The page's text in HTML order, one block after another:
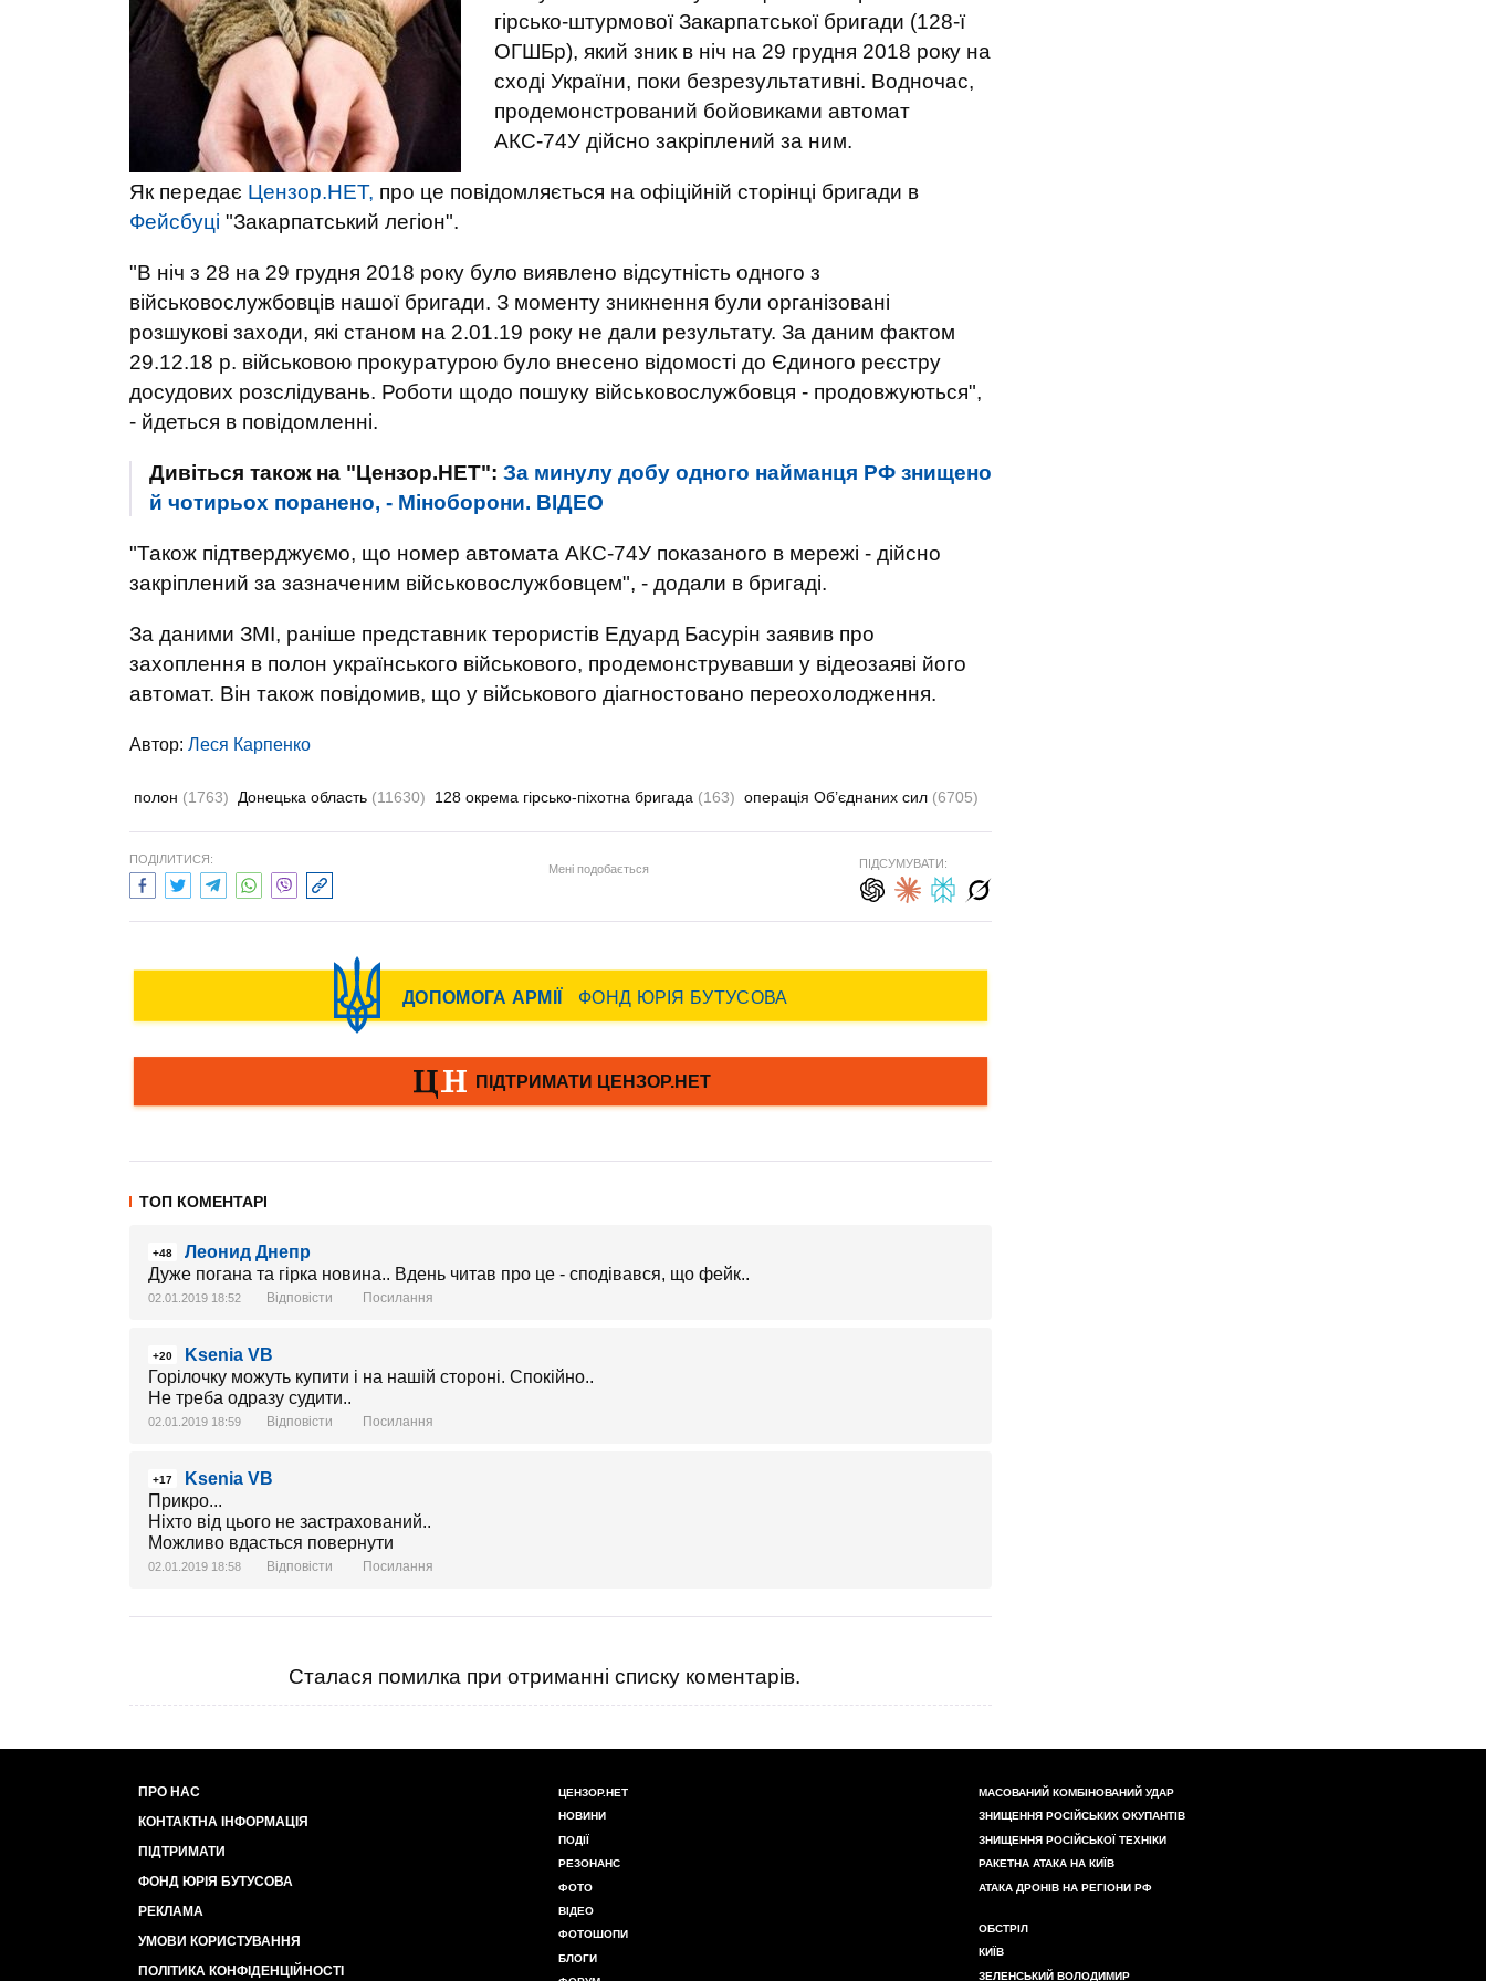
гірсько-штурмової Закарпатської бригади (128-ї
ОГШБр), який зник в ніч на 29 грудня 2018 року на
сході України, поки безрезультативні. Водночас,
продемонстрований бойовиками автомат
АКС-74У дійсно закріплений за ним.
Як передає Цензор.НЕТ, про це повідомляється на офіційній сторінці бригади в
Фейсбуці "Закарпатський легіон".
"В ніч з 28 на 29 грудня 2018 року було виявлено відсутність одного з
військовослужбовців нашої бригади. З моменту зникнення були організовані
розшукові заходи, які станом на 2.01.19 року не дали результату. За даним фактом
29.12.18 р. військовою прокуратурою було внесено відомості до Єдиного реєстру
досудових розслідувань. Роботи щодо пошуку військовослужбовця - продовжуються",
- йдеться в повідомленні.
Дивіться також на "Цензор.НЕТ": За минулу добу одного найманця РФ знищено
й чотирьох поранено, - Міноборони. ВIДЕО
"Також підтверджуємо, що номер автомата АКС-74У показаного в мережі - дійсно
закріплений за зазначеним військовослужбовцем", - додали в бригаді.
За даними ЗМІ, раніше представник терористів Едуард Басурін заявив про
захоплення в полон українського військового, продемонструвавши у відеозаяві його
автомат. Він також повідомив, що у військового діагностовано переохолодження.
Автор: Леся Карпенко
полон (1763) Донецька область (11630) 128 окрема гірсько-піхотна бригада (163) операція Об’єднаних сил (6705)
ПОДІЛИТИСЯ:
Мені подобається ПІДСУМУВАТИ:
ТОП КОМЕНТАРІ
+48
Леонид Днепр
Дуже погана та гірка новина.. Вдень читав про це - сподівався, що фейк..
02.01.2019 18:52 Відповісти Посилання
+20
Ksenia VB
Горілочку можуть купити і на нашій стороні. Спокійно..
Не треба одразу судити..
02.01.2019 18:59 Відповісти Посилання
+17
Ksenia VB
Прикро...
Ніхто від цього не застрахований..
Можливо вдасться повернути
02.01.2019 18:58 Відповісти Посилання
Сталася помилка при отриманні списку коментарів.
ПРО НАС
КОНТАКТНА ІНФОРМАЦІЯ
ПІДТРИМАТИ
ФОНД ЮРІЯ БУТУСОВА
РЕКЛАМА
УМОВИ КОРИСТУВАННЯ
ПОЛІТИКА КОНФІДЕНЦІЙНОСТІ
ЦЕНЗОР.НЕТ
НОВИНИ
ПОДІЇ
РЕЗОНАНС
ФОТО
ВІДЕО
ФОТОШОПИ
БЛОГИ
МАСОВАНИЙ КОМБІНОВАНИЙ УДАР
ЗНИЩЕННЯ РОСІЙСЬКИХ ОКУПАНТІВ
ЗНИЩЕННЯ РОСІЙСЬКОЇ ТЕХНІКИ
РАКЕТНА АТАКА НА КИЇВ
АТАКА ДРОНІВ НА РЕГІОНИ РФ
ОБСТРІЛ
КИЇВ
ЗЕЛЕНСЬКИЙ ВОЛОДИМИР